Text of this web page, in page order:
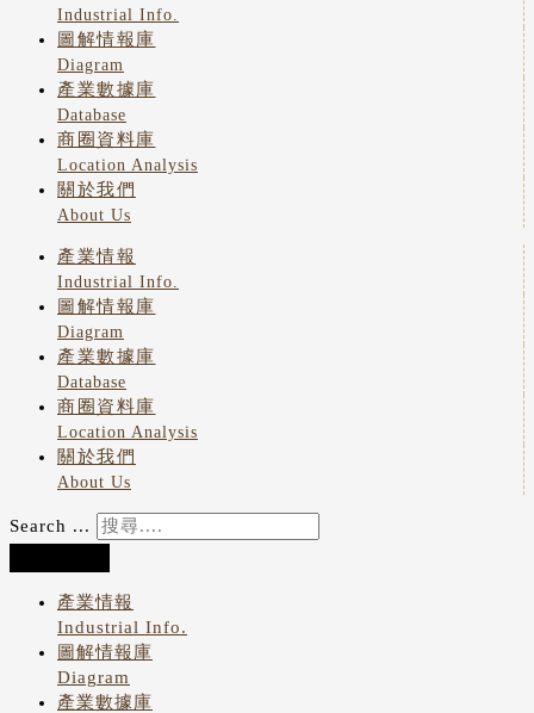
Industrial Info.
圖解情報庫
Diagram
產業數據庫
Database
商圈資料庫
Location Analysis
關於我們
About Us
產業情報
Industrial Info.
圖解情報庫
Diagram
產業數據庫
Database
商圈資料庫
Location Analysis
關於我們
About Us
Search ...
產業情報
Industrial Info.
圖解情報庫
Diagram
產業數據庫